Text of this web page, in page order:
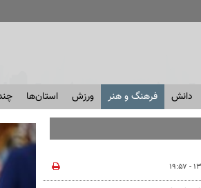
دانش فرهنگ و هنر ورزش استان‌ها